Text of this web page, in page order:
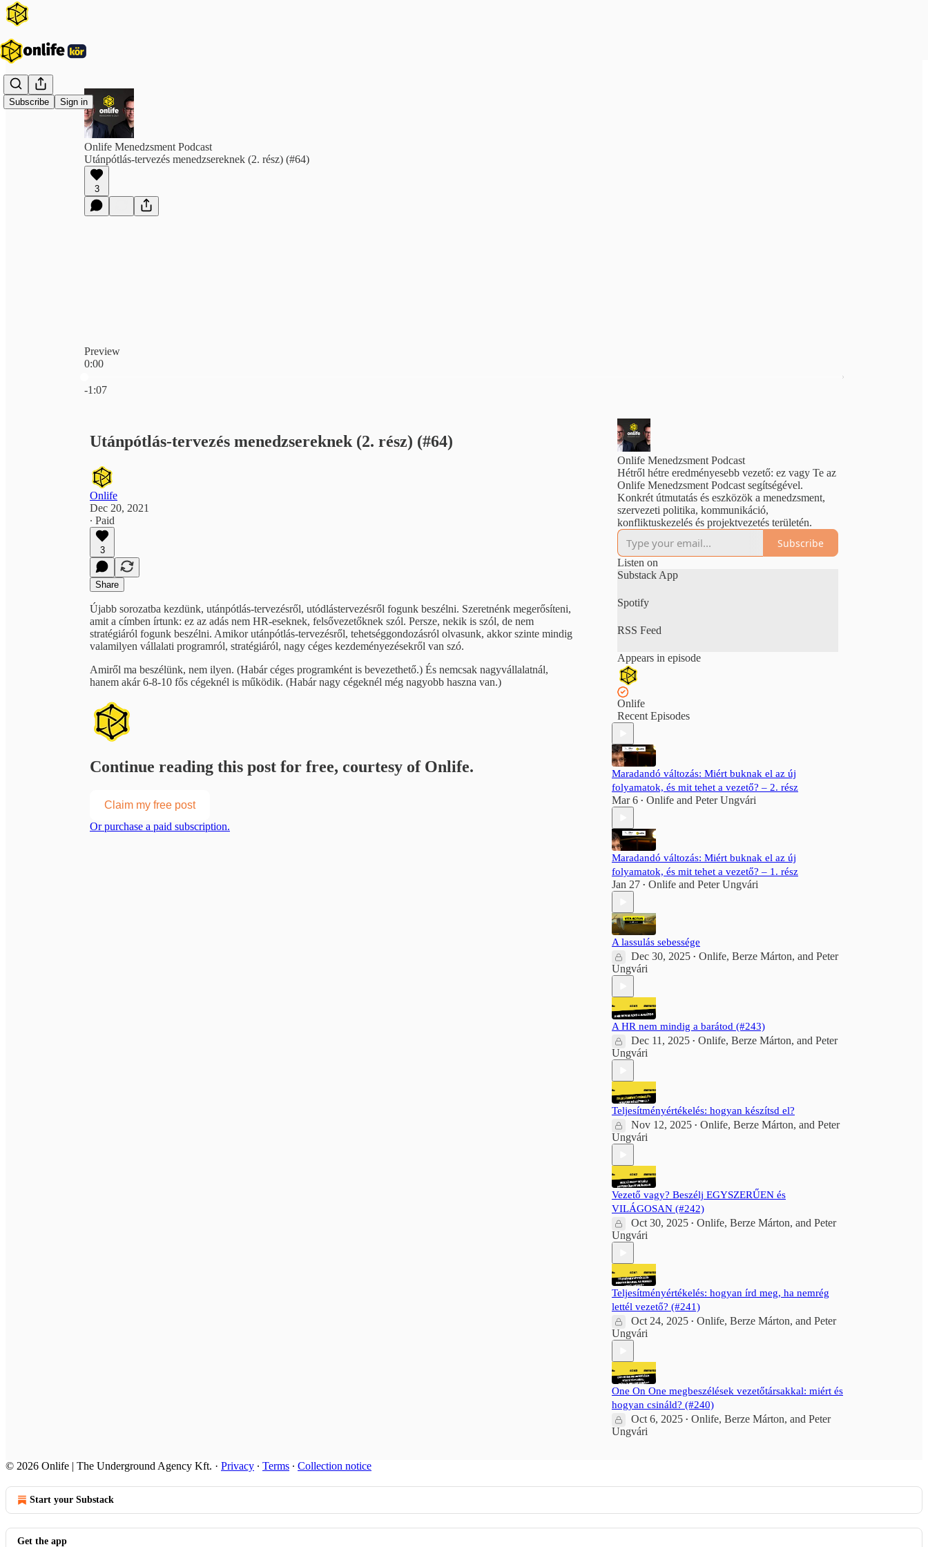
Subscribe Sign in
Onlife Menedzsment Podcast
Utánpótlás-tervezés menedzsereknek (2. rész) (#64)
3
Preview
0:00
-1:07
Utánpótlás-tervezés menedzsereknek (2. rész) (#64)
Onlife
Dec 20, 2021
∙ Paid
3
Share
Újabb sorozatba kezdünk, utánpótlás-tervezésről, utódlástervezésről fogunk beszélni. Szeretnénk megerősíteni,
amit a címben írtunk: ez az adás nem HR-eseknek, felsővezetőknek szól. Persze, nekik is szól, de nem
stratégiáról fogunk beszélni. Amikor utánpótlás-tervezésről, tehetséggondozásról olvasunk, akkor szinte mindig
valamilyen vállalati programról, stratégiáról, nagy céges kezdeményezésekről van szó.
Amiről ma beszélünk, nem ilyen. (Habár céges programként is bevezethető.) És nemcsak nagyvállalatnál,
hanem akár 6-8-10 fős cégeknél is működik. (Habár nagy cégeknél még nagyobb haszna van.)
Continue reading this post for free, courtesy of Onlife.
Claim my free post
Or purchase a paid subscription.
Onlife Menedzsment Podcast
Hétről hétre eredményesebb vezető: ez vagy Te az
Onlife Menedzsment Podcast segítségével.
Konkrét útmutatás és eszközök a menedzsment,
szervezeti politika, kommunikáció,
konfliktuskezelés és projektvezetés területén.
Subscribe
Listen on
Substack App
Spotify
RSS Feed
Appears in episode
Onlife
Recent Episodes
Maradandó változás: Miért buknak el az új
folyamatok, és mit tehet a vezető? – 2. rész
Mar 6 • Onlife and Peter Ungvári
Maradandó változás: Miért buknak el az új
folyamatok, és mit tehet a vezető? – 1. rész
Jan 27 • Onlife and Peter Ungvári
A lassulás sebessége
Dec 30, 2025 • Onlife, Berze Márton, and Peter
Ungvári
A HR nem mindig a barátod (#243)
Dec 11, 2025 • Onlife, Berze Márton, and Peter
Ungvári
Teljesítményértékelés: hogyan készítsd el?
Nov 12, 2025 • Onlife, Berze Márton, and Peter
Ungvári
Vezető vagy? Beszélj EGYSZERŰEN és
VILÁGOSAN (#242)
Oct 30, 2025 • Onlife, Berze Márton, and Peter
Ungvári
Teljesítményértékelés: hogyan írd meg, ha nemrég
lettél vezető? (#241)
Oct 24, 2025 • Onlife, Berze Márton, and Peter
Ungvári
One On One megbeszélések vezetőtársakkal: miért és
hogyan csináld? (#240)
Oct 6, 2025 • Onlife, Berze Márton, and Peter
Ungvári
© 2026 Onlife | The Underground Agency Kft. · Privacy ∙ Terms ∙ Collection notice
Start your Substack
Get the app